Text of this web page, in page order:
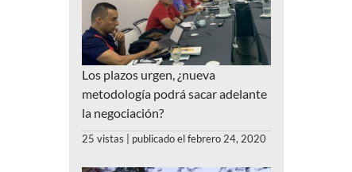
Los plazos urgen, ¿nueva
metodología podrá sacar adelante
la negociación?
25 vistas publicado el febrero 24, 2020